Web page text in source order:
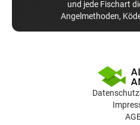
und jede Fischart
Angelmethoden,